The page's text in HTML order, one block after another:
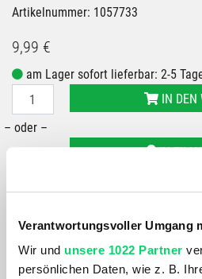
Verantwortungsvoller Umgang
Wir und unsere 1022 Partner
persönlichen Daten, wie z. B.
Artikelnummer: 1057733
9,99 €
am Lager sofort lieferbar: 2-5
IN DEN
– oder –
IN
Bergspezl Puch
Bergspezl Wörgl
Bergspezl Haid
Bergspezl Wien 7